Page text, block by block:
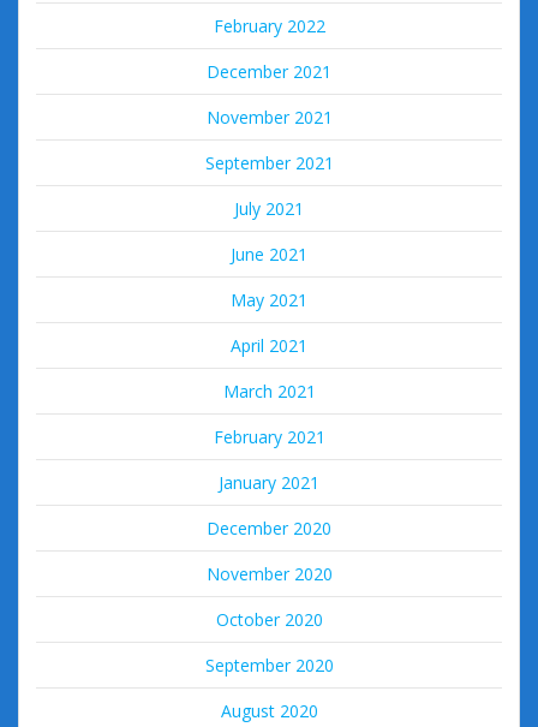
February 2022
December 2021
November 2021
September 2021
July 2021
June 2021
May 2021
April 2021
March 2021
February 2021
January 2021
December 2020
November 2020
October 2020
September 2020
August 2020